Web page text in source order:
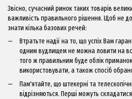
Звісно, ​​сучасний ринок таких товарів
важливість правильного рішення. Щоб не
знати кілька базових речей:
Втратьте надії на то, що успіх Вам
одним вудлищемне можна ловити на
того ж правильним буде облік
використовувати, а також спосіб
Пам'ятайте, що штекерні та телескопічні
відрізняються. Перші можуть